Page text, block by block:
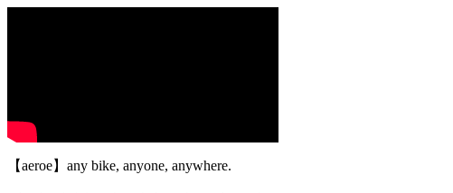
【aeroe】any bike, anyone, anywhere.